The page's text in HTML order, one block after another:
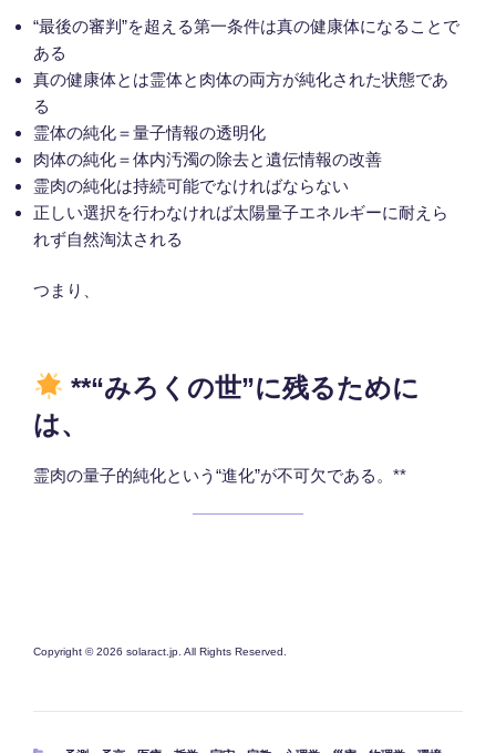
“最後の審判”を超える第一条件は真の健康体になることで
ある
真の健康体とは霊体と肉体の両方が純化された状態であ
る
霊体の純化＝量子情報の透明化
肉体の純化＝体内汚濁の除去と遺伝情報の改善
霊肉の純化は持続可能でなければならない
正しい選択を行わなければ太陽量子エネルギーに耐えら
れず自然淘汰される
つまり、
**“みろくの世”に残るために
は、
霊肉の量子的純化という“進化”が不可欠である。**
Copyright © 2026 solaract.jp. All Rights Reserved.